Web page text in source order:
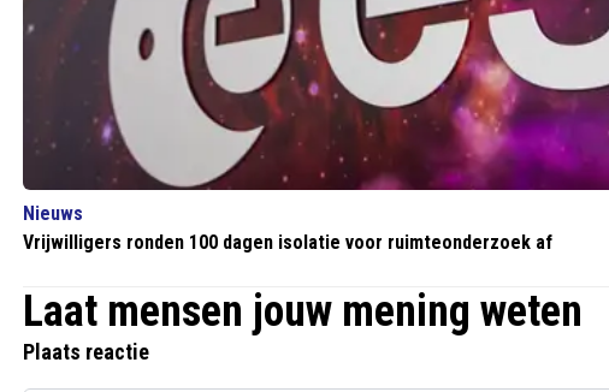
Nieuws
Vrijwilligers ronden 100 dagen isolatie voor ruimteonderzoek af
Laat mensen jouw mening weten
Plaats reactie